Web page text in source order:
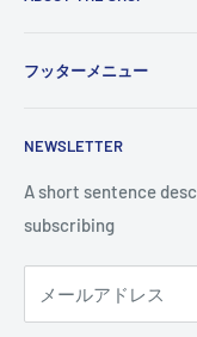
and vision. You can
フッターメニュー
NEWSLETTER
A short sentence
subscribing
メールアドレス